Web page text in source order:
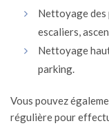
Nettoyage des
escaliers,
Nettoyage
parking.
Vous pouvez
régulière pour